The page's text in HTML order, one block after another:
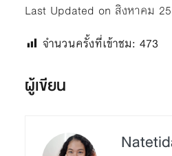
Last Updated on สิงหาคม
จำนวนครั้งที่เข้าชม: 473
ผู้เขียน